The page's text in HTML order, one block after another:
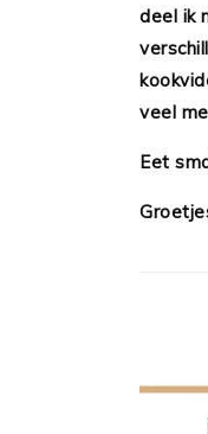
deel ik
veel
Eet